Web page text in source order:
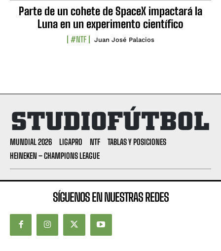
Parte de un cohete de SpaceX impactará la
Luna en un experimento científico
#NTF Juan José Palacios
MUNDIAL 2026 LIGAPRO NTF
TABLAS Y POSICIONES
HEINEKEN – CHAMPIONS LEAGUE
SÍGUENOS EN NUESTRAS REDES